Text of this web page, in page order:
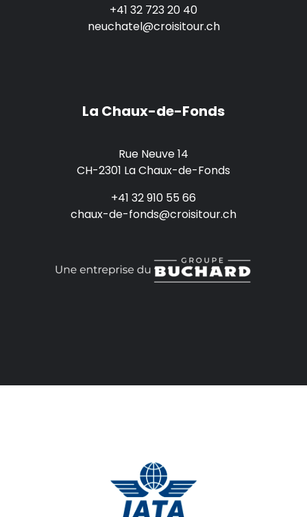
+41 32 723 20 40
neuchatel@croisitour.ch
La Chaux-de-Fonds
Rue Neuve 14
CH-2301 La Chaux-de-Fonds
+41 32 910 55 66
chaux-de-fonds@croisitour.ch